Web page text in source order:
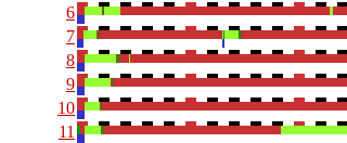
6
7
8
9
10
11